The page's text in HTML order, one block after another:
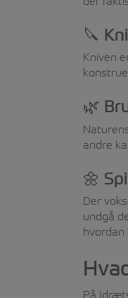
🔪
Kniven
🌿
andre
🌼
Der
undgå
hvordan
På